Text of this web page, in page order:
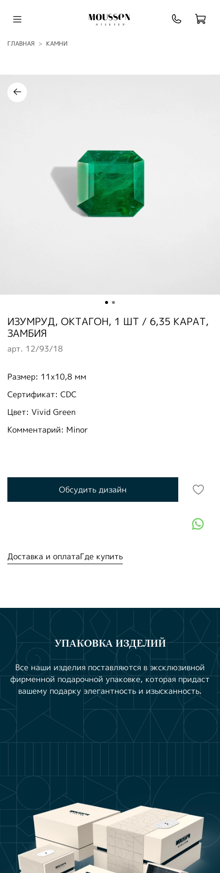
ГЛАВНАЯ КАМНИ
арт. 12/93/18
ИЗУМРУД, ОКТАГОН, 1 ШТ / 6,35 КАРАТ,
ЗАМБИЯ
Размер: 11х10,8 мм
Сертификат: СDC
Цвет: Vivid Green
Комментарий: Minor
Обсудить дизайн
Доставка и оплатаГде купить
УПАКОВКА ИЗДЕЛИЙ
Все наши изделия поставляются в эксклюзивной
фирменной подарочной упаковке, которая придаст
вашему подарку элегантность и изысканность.